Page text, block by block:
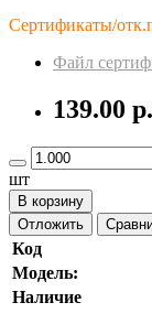
Сертификаты/
Файл
139.00 р.
шт
В корзину
Отложить
Код
Модель:
Наличие